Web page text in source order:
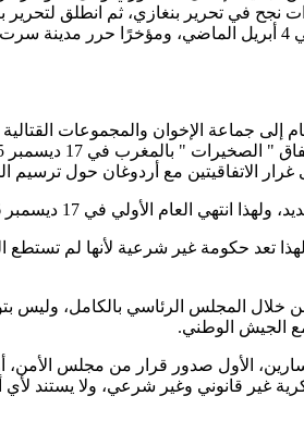
في تحرير بنغازي، ثم انطلق لتحرير
فيها حقلي الشرارة والفيل، كما حرر مدينة درنة قبل أن يتوجه
إلى جماعة الإخوان والمجموعات
تعد حكومة غير شرعية لأنها لم تستطع
من خلال المجلس الرئاسي بالكامل،
الجيش الوطني.
الأول صدور قرار من مجلس الأمن،
غير قانوني وغير شرعي، ولا يستند